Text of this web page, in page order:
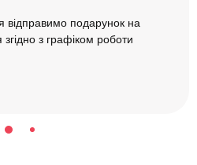
відправимо подарунок на
з графіком роботи